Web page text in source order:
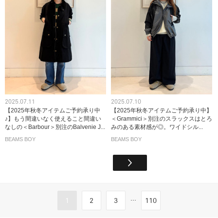
2025.07.11
【2025年秋冬アイテムご予約承り中
♪】もう間違いなく使えること間違い
なしの＜Barbour＞別注のBalvenie J...
BEAMS BOY
2025.07.10
【2025年秋冬アイテムご予約承り中】
＜Grammici＞別注のスラックスはとろ
みのある素材感が◎。ワイドシル...
BEAMS BOY
1 2 3 ... 110